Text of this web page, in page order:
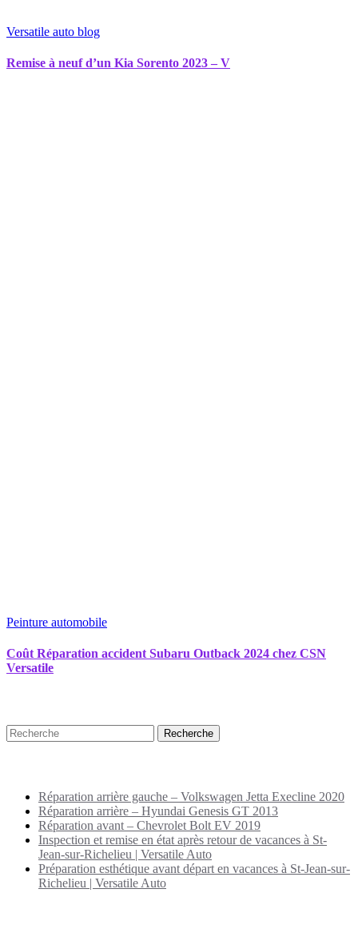
Versatile auto blog
Remise à neuf d’un Kia Sorento 2023 – V
Peinture automobile
Coût Réparation accident Subaru Outback 2024 chez CSN
Versatile
Réparation arrière gauche – Volkswagen Jetta Execline 2020
Réparation arrière – Hyundai Genesis GT 2013
Réparation avant – Chevrolet Bolt EV 2019
Inspection et remise en état après retour de vacances à St-
Jean-sur-Richelieu | Versatile Auto
Préparation esthétique avant départ en vacances à St-Jean-sur-
Richelieu | Versatile Auto